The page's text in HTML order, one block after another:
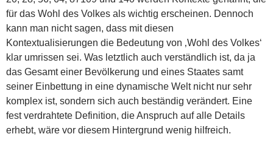
für das Wohl des Volkes als wichtig erscheinen. Dennoch
kann man nicht sagen, dass mit diesen
Kontextualisierungen die Bedeutung von ‚Wohl des Volkes‘
klar umrissen sei. Was letztlich auch verständlich ist, da ja
das Gesamt einer Bevölkerung und eines Staates samt
seiner Einbettung in eine dynamische Welt nicht nur sehr
komplex ist, sondern sich auch beständig verändert. Eine
fest verdrahtete Definition, die Anspruch auf alle Details
erhebt, wäre vor diesem Hintergrund wenig hilfreich.